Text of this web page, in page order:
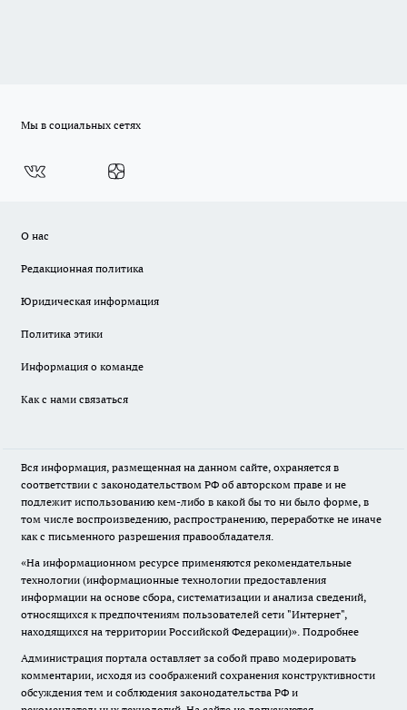
Мы в социальных сетях
О нас
Редакционная политика
Юридическая информация
Политика этики
Информация о команде
Как с нами связаться
Вся информация, размещенная на данном сайте, охраняется в
соответствии с законодательством РФ об авторском праве и не
подлежит использованию кем-либо в какой бы то ни было форме, в
том числе воспроизведению, распространению, переработке не иначе
как с письменного разрешения правообладателя.
«На информационном ресурсе применяются рекомендательные
технологии (информационные технологии предоставления
информации на основе сбора, систематизации и анализа сведений,
относящихся к предпочтениям пользователей сети "Интернет",
находящихся на территории Российской Федерации)». Подробнее
Администрация портала оставляет за собой право модерировать
комментарии, исходя из соображений сохранения конструктивности
обсуждения тем и соблюдения законодательства РФ и